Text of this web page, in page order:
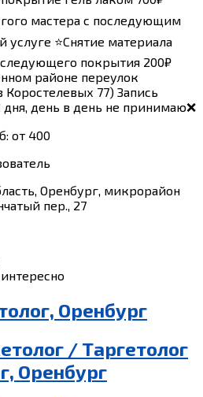
мастера с последующим
⭐Снятие материала
покрытия 200₽
районе переулок
77) Запись
день в день не принимаю❌
от 400
Оренбург, микрорайон
пер., 27
Оренбург
/ Таргетолог
Оренбург